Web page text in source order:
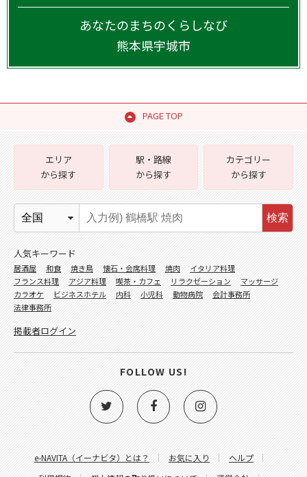
あなたのまちのくらしなび
熊本県宇城市
PAGE TOP
e-NAVITA（イーナビタ）とは？ お気に入り
ヘルプ
エリア
から探す
駅・路線
から探す
カテゴリー
から探す
検索
人気キーワード
居酒屋 和食 焼き鳥 懐石・会席料理 焼肉
イタリア料理
フランス料理
アジア料理 喫茶・カフェ リラクゼーション
マッサージ
カラオケ
ビジネスホテル 内科 小児科 動物病院
会計事務所
法律事務所
掲載者ログイン
FOLLOW US!